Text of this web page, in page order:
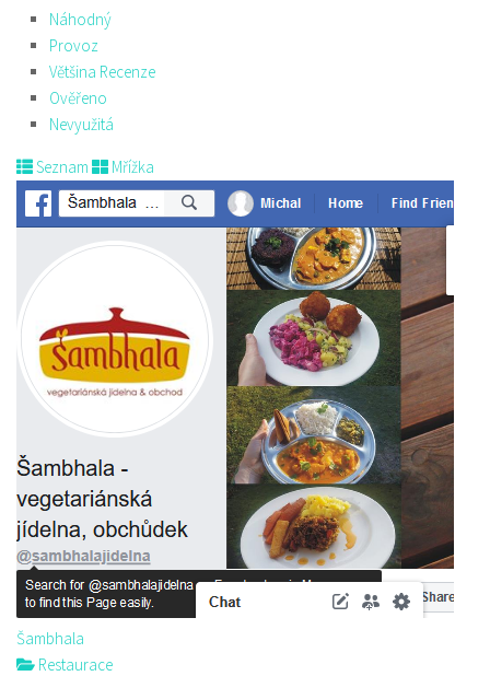
Náhodný
Provoz
Většina Recenze
Ověřeno
Nevyužitá
Seznam Mřížka
Šambhala
Restaurace